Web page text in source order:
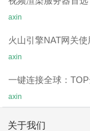
axin
火山引擎NAT网关
axin
一键连接全球：
axin
关于我们